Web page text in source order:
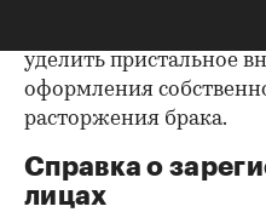
уделить пристальное
оформления
расторжения брака.
Справка о
лицах